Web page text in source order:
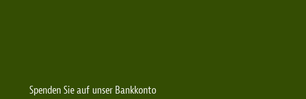
Spenden Sie auf unser Bankkonto